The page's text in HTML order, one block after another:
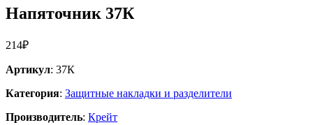
Напяточник 37К
214₽
Артикул: 37К
Категория: Защитные накладки и разделители
Производитель: Крейт